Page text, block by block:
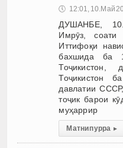
🕔 12:01, 10.Май
ДУШАНБЕ,
Имрӯз,
Иттифоқи
бахшида ба
Тоҷикистон,
Тоҷикистон
давлатии
тоҷик барои
муҳаррир
Матни пурра ▸